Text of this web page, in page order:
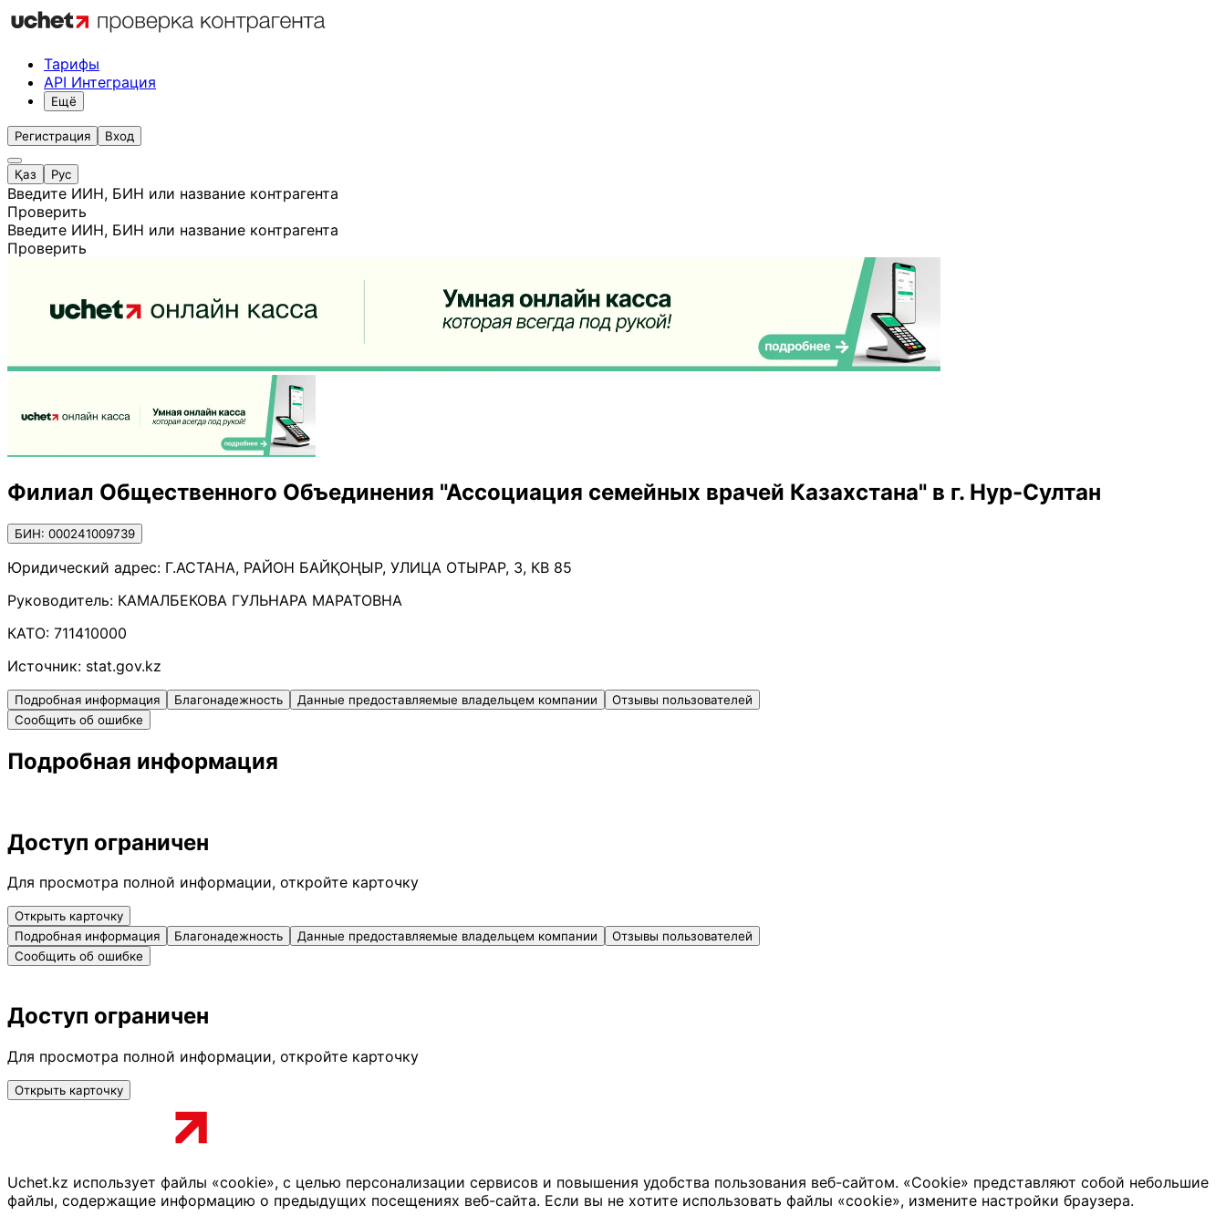
Тарифы
API Интеграция
Ещё
Регистрация Вход
Қаз Рус
Введите ИИН, БИН или название контрагента
Проверить
Введите ИИН, БИН или название контрагента
Проверить
Филиал Общественного Объединения "Ассоциация семейных врачей Казахстана" в г. Нур-Султан
БИН: 000241009739
Юридический адрес: Г.АСТАНА, РАЙОН БАЙҚОҢЫР, УЛИЦА ОТЫРАР, 3, КВ 85
Руководитель: КАМАЛБЕКОВА ГУЛЬНАРА МАРАТОВНА
КАТО: 711410000
Источник: stat.gov.kz
Подробная информация Благонадежность Данные предоставляемые владельцем компании
Отзывы пользователей
Сообщить об ошибке
Подробная информация
Доступ ограничен
Для просмотра полной информации, откройте карточку
Открыть карточку
Подробная информация
Благонадежность Данные предоставляемые владельцем компании
Отзывы пользователей
Сообщить об ошибке
Доступ ограничен
Для просмотра полной информации, откройте карточку
Открыть карточку
Uchet.kz использует файлы «cookie», с целью персонализации сервисов и повышения удобства пользования веб-сайтом. «Cookie» представляют собой небольшие
файлы, содержащие информацию о предыдущих посещениях веб-сайта. Если вы не хотите использовать файлы «cookie», измените настройки браузера.